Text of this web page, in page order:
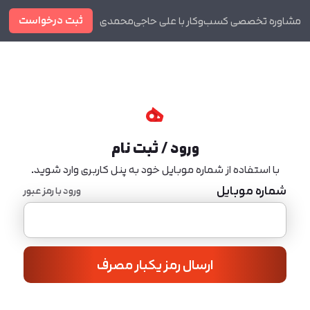
مشاوره تخصصی کسب‌وکار با علی حاجی‌محمدی ثبت درخواست
ورود / ثبت نام
با استفاده از شماره موبایل خود به پنل کاربری وارد شوید.
شماره موبایل ورود با رمز عبور
ارسال رمز یکبار مصرف